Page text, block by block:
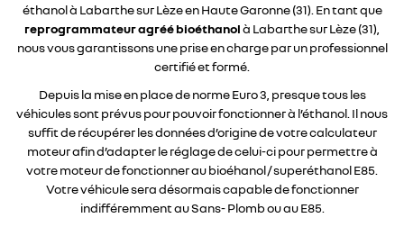
éthanol à Labarthe sur Lèze en Haute Garonne (31). En tant que
reprogrammateur agréé bioéthanolà Labarthe sur Lèze (31),
nous vous garantissons une prise en charge par un professionnel
certifié et formé.
Depuis la mise en place de norme Euro 3, presque tous les
véhicules sont prévus pour pouvoir fonctionner à l’éthanol. Il nous
suffit de récupérer les données d’origine de votre calculateur
moteur afin d’adapter le réglage de celui-ci pour permettre à
votre moteur de fonctionner au bioéhanol / superéthanol E85.
Votre véhicule sera désormais capable de fonctionner
indifféremment au Sans- Plomb ou au E85.